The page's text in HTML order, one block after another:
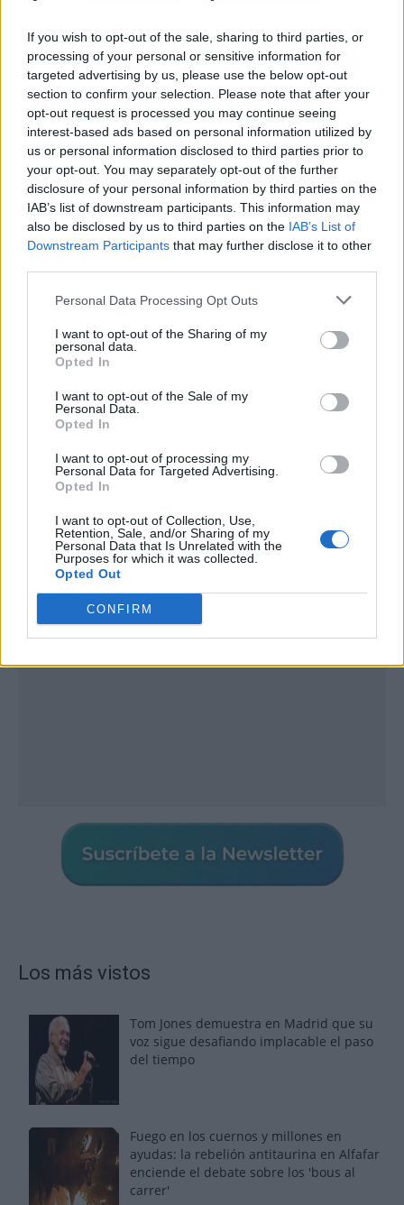
If you wish to opt-out of the sale, sharing to third parties, or
processing of your personal or sensitive information for
targeted advertising by us, please use the below opt-out
section to confirm your selection. Please note that after your
opt-out request is processed you may continue seeing
interest-based ads based on personal information utilized by
us or personal information disclosed to third parties prior to
your opt-out. You may separately opt-out of the further
disclosure of your personal information by third parties on the
IAB’s list of downstream participants. This information may
also be disclosed by us to third parties on the IAB’s List of
Downstream Participants that may further disclose it to other
Personal Data Processing Opt Outs
I want to opt-out of the Sharing of my
personal data.
Opted In
I want to opt-out of the Sale of my
Personal Data.
Opted In
I want to opt-out of processing my
Personal Data for Targeted Advertising.
Opted In
I want to opt-out of Collection, Use,
Retention, Sale, and/or Sharing of my
Personal Data that Is Unrelated with the
Purposes for which it was collected.
Opted Out
CONFIRM
ARTÍCULO ANTERIOR
TRUCOS PARA QUE EL
PELO FINO NO SEA
UNA CONDENA
ARTÍCULO SIGUIENTE
EL PIANISTA MOISÉS P.
SÁNCHEZ PRESENTA
BEYOND BEETHOVEN
EN MADRID
Publicidad
Los más vistos
Tom Jones demuestra en Madrid que su
voz sigue desafiando implacable el paso
del tiempo
Fuego en los cuernos y millones en
ayudas: la rebelión antitaurina en Alfafar
enciende el debate sobre los 'bous al
carrer'